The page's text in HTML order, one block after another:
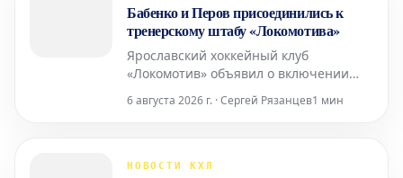
Бабенко и Перов присоединились к
тренерскому штабу «Локомотива»
Ярославский хоккейный клуб
«Локомотив» объявил о включении
свой тренерский штаб. Об этом
6 августа 2026 г. · Сергей Рязанцев1 мин
НОВОСТИ КХЛ